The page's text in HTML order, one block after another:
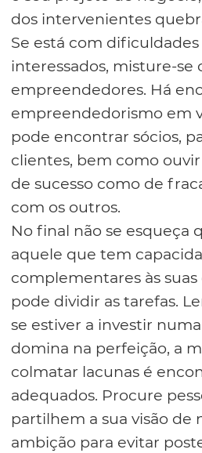
dos intervenientes
Se está com
interessados, misture-se
empreendedores. Há
empreendedorismo em
pode encontrar sócios,
clientes, bem como
de sucesso como de
com os outros.
No final não se esqueça
aquele que tem
complementares às
pode dividir as tarefas.
se estiver a investir
domina na perfeição, a
colmatar lacunas é
adequados. Procure
partilhem a sua visão de
ambição para evitar